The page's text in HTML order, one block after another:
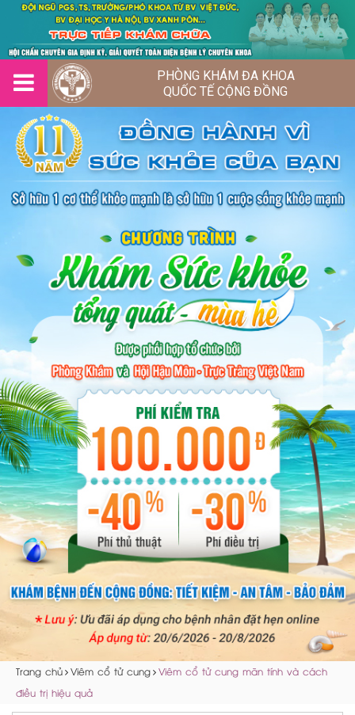
PHÒNG KHÁM ĐA KHOA
QUỐC TẾ CỘNG ĐỒNG
Trang chủ Viêm cổ tử cung Viêm cổ tử cung mãn tính và cách
điều trị hiệu quả